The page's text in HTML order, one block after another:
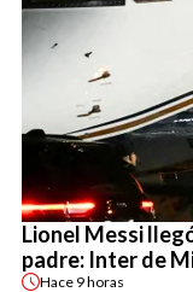
Lionel Messi
padre: Inter de
Hace 9 horas